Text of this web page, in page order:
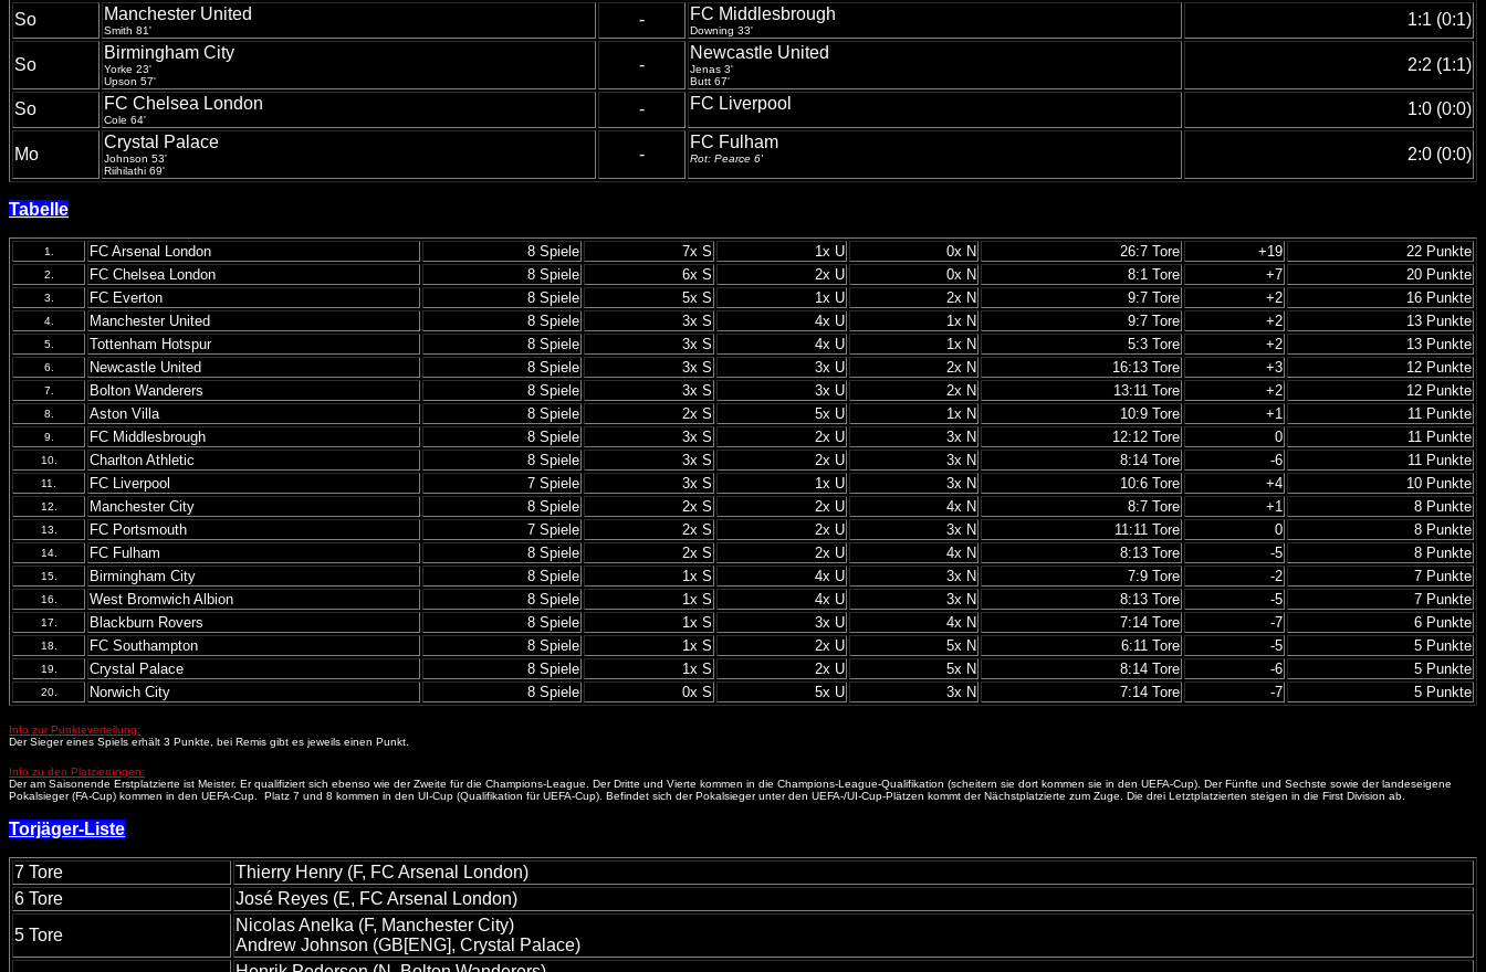
So Manchester United
Smith 81'
- FC Middlesbrough
Downing 33'
1:1 (0:1)
So
Birmingham City
Yorke 23'
Upson 57'
-
Newcastle United
Jenas 3'
Butt 67'
2:2 (1:1)
So FC Chelsea London
Cole 64'
- FC Liverpool 1:0 (0:0)
Mo
Crystal Palace
Johnson 53'
Riihilathi 69'
-
FC Fulham
Rot: Pearce 6' 2:0 (0:0)
Tabelle
1. FC Arsenal London 8 Spiele 7x S 1x U 0x N 26:7 Tore +19 22 Punkte
2. FC Chelsea London 8 Spiele 6x S 2x U 0x N 8:1 Tore +7 20 Punkte
3. FC Everton 8 Spiele 5x S 1x U 2x N 9:7 Tore +2 16 Punkte
4. Manchester United 8 Spiele 3x S 4x U 1x N 9:7 Tore +2 13 Punkte
5. Tottenham Hotspur 8 Spiele 3x S 4x U 1x N 5:3 Tore +2 13 Punkte
6. Newcastle United 8 Spiele 3x S 3x U 2x N 16:13 Tore +3 12 Punkte
7. Bolton Wanderers 8 Spiele 3x S 3x U 2x N 13:11 Tore +2 12 Punkte
8. Aston Villa 8 Spiele 2x S 5x U 1x N 10:9 Tore +1 11 Punkte
9. FC Middlesbrough 8 Spiele 3x S 2x U 3x N 12:12 Tore 0 11 Punkte
10. Charlton Athletic 8 Spiele 3x S 2x U 3x N 8:14 Tore -6 11 Punkte
11. FC Liverpool 7 Spiele 3x S 1x U 3x N 10:6 Tore +4 10 Punkte
12. Manchester City 8 Spiele 2x S 2x U 4x N 8:7 Tore +1 8 Punkte
13. FC Portsmouth 7 Spiele 2x S 2x U 3x N 11:11 Tore 0 8 Punkte
14. FC Fulham 8 Spiele 2x S 2x U 4x N 8:13 Tore -5 8 Punkte
15. Birmingham City 8 Spiele 1x S 4x U 3x N 7:9 Tore -2 7 Punkte
16. West Bromwich Albion 8 Spiele 1x S 4x U 3x N 8:13 Tore -5 7 Punkte
17. Blackburn Rovers 8 Spiele 1x S 3x U 4x N 7:14 Tore -7 6 Punkte
18. FC Southampton 8 Spiele 1x S 2x U 5x N 6:11 Tore -5 5 Punkte
19. Crystal Palace 8 Spiele 1x S 2x U 5x N 8:14 Tore -6 5 Punkte
20. Norwich City 8 Spiele 0x S 5x U 3x N 7:14 Tore -7 5 Punkte
Info zur Punkteverteilung:
Der Sieger eines Spiels erhält 3 Punkte, bei Remis gibt es jeweils einen Punkt.
Info zu den Platzierungen:
Der am Saisonende Erstplatzierte ist Meister. Er qualifiziert sich ebenso wie der Zweite für die Champions-League. Der Dritte und Vierte kommen in die Champions-League-Qualifikation (scheitern sie dort kommen sie in den UEFA-Cup). Der Fünfte und Sechste sowie der landeseigene
Pokalsieger (FA-Cup) kommen in den UEFA-Cup. Platz 7 und 8 kommen in den UI-Cup (Qualifikation für UEFA-Cup). Befindet sich der Pokalsieger unter den UEFA-/UI-Cup-Plätzen kommt der Nächstplatzierte zum Zuge. Die drei Letztplatzierten steigen in die First Division ab.
Torjäger-Liste
7 Tore
Thierry Henry (F, FC Arsenal London)
6 Tore
José Reyes (E, FC Arsenal London)
5 Tore
Nicolas Anelka (F, Manchester City)
Andrew Johnson (GB[ENG], Crystal Palace)